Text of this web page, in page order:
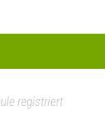
registriert